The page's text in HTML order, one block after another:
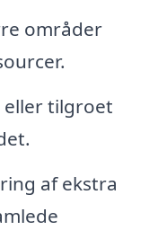
områder
eller tilgroet
af ekstra